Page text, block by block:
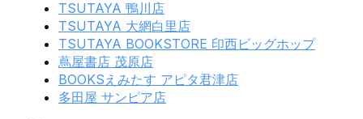
TSUTAYA 鴨川店
TSUTAYA 大網白里店
TSUTAYA BOOKSTORE 印西ビッグホップ
蔦屋書店 茂原店
BOOKSえみたす アピタ君津店
多田屋 サンピア店